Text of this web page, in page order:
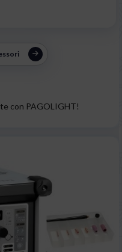
con PAGOLIGHT!